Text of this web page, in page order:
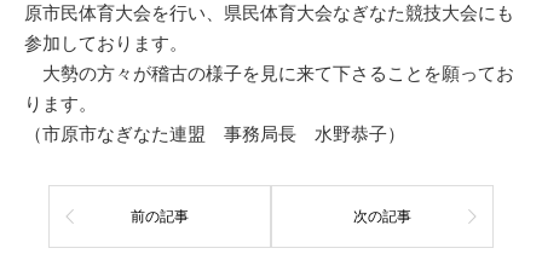
原市民体育大会を行い、県民体育大会なぎなた競技大会にも
参加しております。
大勢の方々が稽古の様子を見に来て下さることを願ってお
ります。
（市原市なぎなた連盟 事務局長 水野恭子）
前の記事 次の記事